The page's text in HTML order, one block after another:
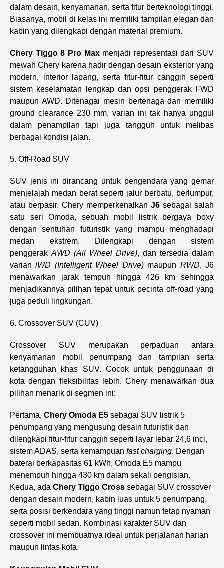
dalam desain, kenyamanan, serta fitur berteknologi tinggi.
Biasanya, mobil di kelas ini memiliki tampilan elegan dan
kabin yang dilengkapi dengan material premium.
Chery Tiggo 8 Pro Maxmenjadi representasi dari SUV
mewah Chery karena hadir dengan desain eksterior yang
modern, interior lapang, serta fitur-fitur canggih seperti
sistem keselamatan lengkap dan opsi penggerak FWD
maupun AWD. Ditenagai mesin bertenaga dan memiliki
ground clearance 230 mm, varian ini tak hanya unggul
dalam penampilan tapi juga tangguh untuk melibas
berbagai kondisi jalan.
5. Off-Road SUV
SUV jenis ini dirancang untuk pengendara yang gemar
menjelajah medan berat seperti jalur berbatu, berlumpur,
atau berpasir. Chery memperkenalkan J6 sebagai salah
satu seri Omoda, sebuah mobil listrik bergaya boxy
dengan sentuhan futuristik yang mampu menghadapi
medan ekstrem. Dilengkapi dengan sistem
penggerak AWD (All Wheel Drive), dan tersedia dalam
varianiWD (Intelligent Wheel Drive)maupun RWD, J6
menawarkan jarak tempuh hingga 426 km sehingga
menjadikannya pilihan tepat untuk pecinta off-road yang
juga peduli lingkungan.
6. Crossover SUV (CUV)
Crossover SUV merupakan perpaduan antara
kenyamanan mobil penumpang dan tampilan serta
ketangguhan khas SUV. Cocok untuk penggunaan di
kota dengan fleksibilitas lebih. Chery menawarkan dua
pilihan menarik di segmen ini:
Pertama, Chery Omoda E5 sebagai SUV listrik 5
penumpang yang mengusung desain futuristik dan
dilengkapi fitur-fitur canggih seperti layar lebar 24,6 inci,
sistem ADAS, serta kemampuan fast charging. Dengan
baterai berkapasitas 61 kWh, Omoda E5 mampu
menempuh hingga 430 km dalam sekali pengisian.
Kedua, ada Chery Tiggo Cross sebagai SUV crossover
dengan desain modern, kabin luas untuk 5 penumpang,
serta posisi berkendara yang tinggi namun tetap nyaman
seperti mobil sedan. Kombinasi karakter SUV dan
crossover ini membuatnya ideal untuk perjalanan harian
maupun lintas kota.